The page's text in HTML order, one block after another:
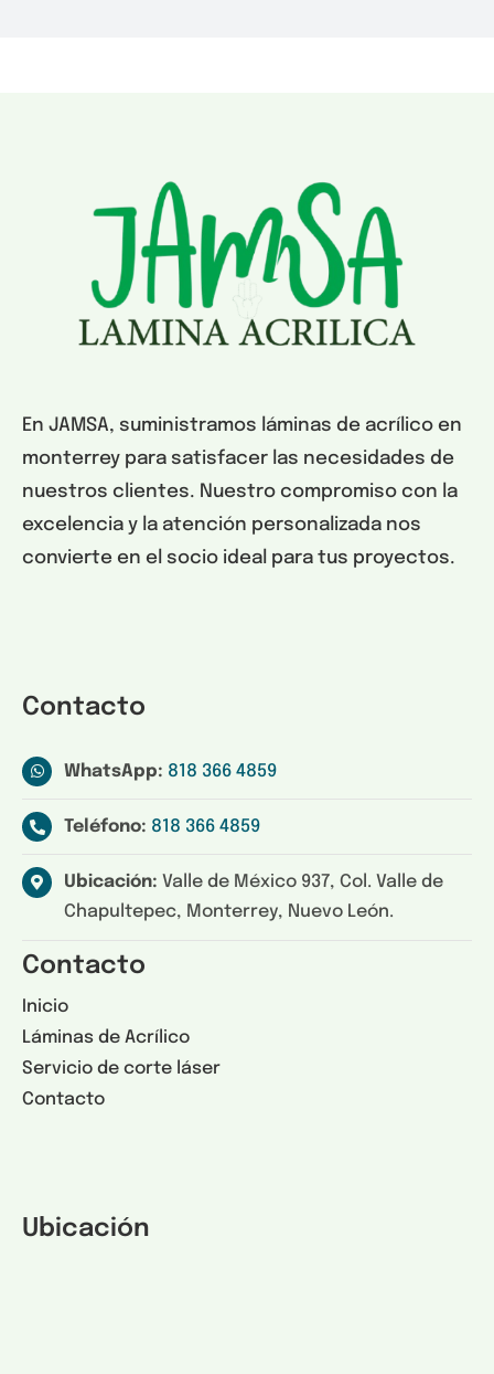
En JAMSA, suministramos láminas de acrílico en
monterrey para satisfacer las necesidades de
nuestros clientes. Nuestro compromiso con la
excelencia y la atención personalizada nos
convierte en el socio ideal para tus proyectos.
Contacto
WhatsApp: 818 366 4859
Teléfono: 818 366 4859
Ubicación: Valle de México 937, Col. Valle de
Chapultepec, Monterrey, Nuevo León.
Contacto
Inicio
Láminas de Acrílico
Servicio de corte láser
Contacto
Ubicación